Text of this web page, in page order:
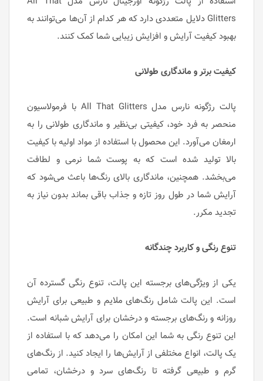
Glitters دلایل متعددی دارد که هر کدام از آن‌ها می‌توانند به
بهبود کیفیت آرایش و افزایش زیبایی شما کمک کنند.
کیفیت برتر و ماندگاری طولانی
پالت رژگونه نارس مدل All That Glitters با فرمولاسیون
منحصر به فرد خود، کیفیتی بی‌نظیر و ماندگاری طولانی را به
ارمغان می‌آورد. این محصول با استفاده از مواد اولیه با کیفیت
بالا تولید شده است که به پوست شما نرمی و لطافت
می‌بخشد. همچنین، ماندگاری بالای رنگ‌ها باعث می‌شود که
آرایش شما در طول روز تازه و جذاب باقی بماند بدون نیاز به
تجدید مکرر.
تنوع رنگی و کاربرد چندگانه
یکی از ویژگی‌های برجسته این پالت، تنوع رنگی گسترده آن
است. این پالت شامل رنگ‌های ملایم و طبیعی برای آرایش
روزانه و رنگ‌های برجسته و درخشان برای آرایش شبانه است.
این تنوع رنگی به شما این امکان را می‌دهد که با استفاده از
یک پالت، انواع مختلفی از آرایش‌ها را ایجاد کنید. از رنگ‌های
گرم و طبیعی گرفته تا رنگ‌های سرد و درخشان، تمامی